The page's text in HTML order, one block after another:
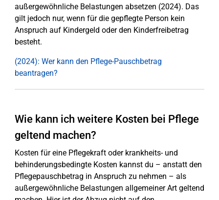
außergewöhnliche Belastungen absetzen (2024). Das
gilt jedoch nur, wenn für die gepflegte Person kein
Anspruch auf Kindergeld oder den Kinderfreibetrag
besteht.
(2024): Wer kann den Pflege-Pauschbetrag
beantragen?
Wie kann ich weitere Kosten bei Pflege
geltend machen?
Kosten für eine Pflegekraft oder krankheits- und
behinderungsbedingte Kosten kannst du – anstatt den
Pflegepauschbetrag in Anspruch zu nehmen – als
außergewöhnliche Belastungen allgemeiner Art geltend